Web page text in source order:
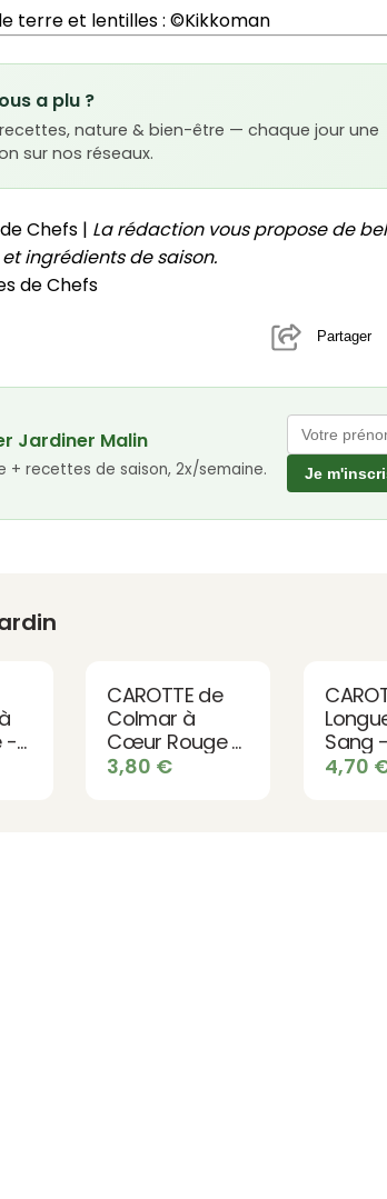
terre et lentilles : ©Kikkoman
a plu ?
nature & bien-être — chaque jour une
sur nos réseaux.
Chefs | La rédaction vous propose de
ingrédients de saison.
de Chefs
Partager
Jardiner Malin
+ recettes de saison, 2x/semaine. Je
-
CAROTTE de
Colmar à
Cœur Rouge -
1000 graines
3,80 €
Sang
4,70